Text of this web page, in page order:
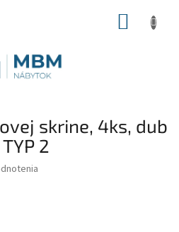
skrine, 4ks, dub
2